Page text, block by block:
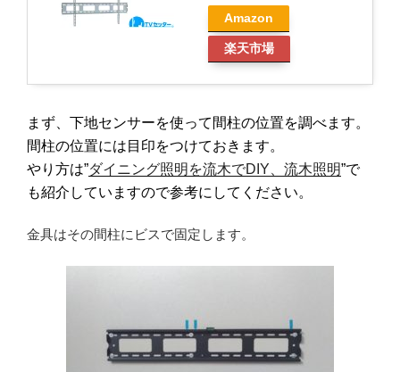
Amazon
楽天市場
まず、下地センサーを使って間柱の位置を調べます。
間柱の位置には目印をつけておきます。
やり方は”ダイニング照明を流木でDIY、流木照明”で
も紹介していますので参考にしてください。
金具はその間柱にビスで固定します。